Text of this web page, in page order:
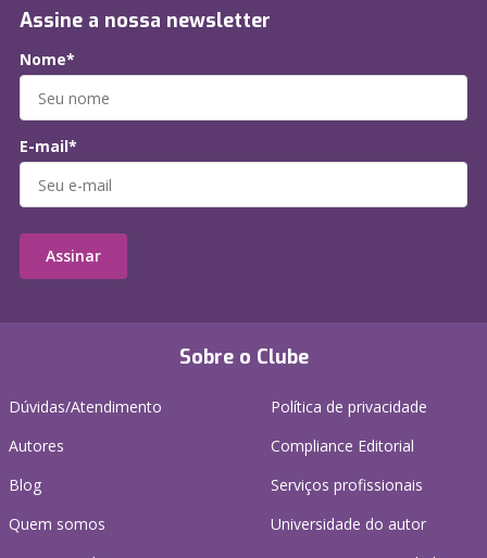
Sobre o Clube
Dúvidas/Atendimento
Autores
Blog
Quem somos
Política de privacidade
Compliance Editorial
Serviços profissionais
Universidade do autor
Assine a nossa newsletter
Nome*
E-mail*
Assinar